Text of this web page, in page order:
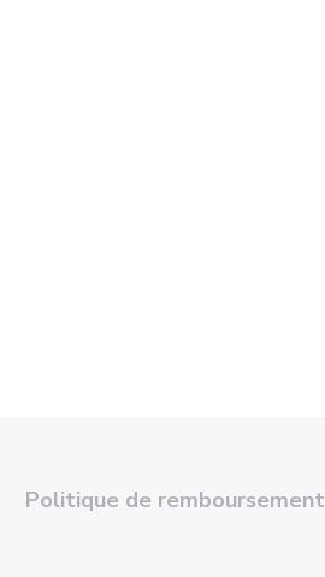
Politique de remboursement